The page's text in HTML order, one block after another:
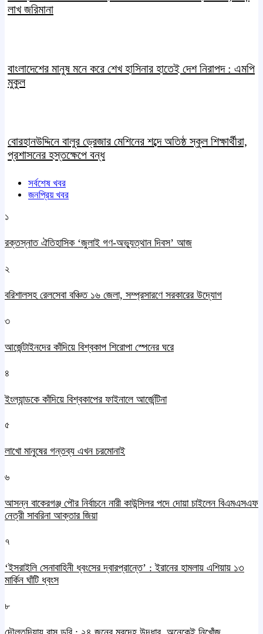
লাখ জরিমানা
বাংলাদেশের মানুষ মনে করে শেখ হাসিনার হাতেই দেশ নিরাপদ : এমপি
মুকুল
বোরহানউদ্দিনে বালুর ড্রেজার মেশিনের শব্দে অতিষ্ঠ স্কুল শিক্ষার্থীরা,
প্রশাসনের হস্তক্ষেপে বন্ধ
সর্বশেষ খবর
জনপ্রিয় খবর
১
রক্তস্নাত ঐতিহাসিক ‌‘জুলাই গণ-অভ্যুত্থান দিবস’ আজ
২
বরিশালসহ রেলসেবা বঞ্চিত ১৬ জেলা, সম্প্রসারণে সরকারের উদ্যোগ
৩
আর্জেন্টাইনদের কাঁদিয়ে বিশ্বকাপ শিরোপা স্পেনের ঘরে
৪
ইংল্যান্ডকে কাঁদিয়ে বিশ্বকাপের ফাইনালে আর্জেন্টিনা
৫
লাখো মানুষের গন্তব্য এখন চরমোনাই
৬
আসন্ন বাকেরগঞ্জ পৌর নির্বাচনে নারী কাউন্সিলর পদে দোয়া চাইলেন বিএমএসএফ
নেত্রী সাবরিনা আক্তার জিয়া
৭
‘ইসরাইলি সেনাবাহিনী ধ্বংসের দ্বারপ্রান্তে’ : ইরানের হামলায় এশিয়ায় ১৩
মার্কিন ঘাঁটি ধ্বংস
৮